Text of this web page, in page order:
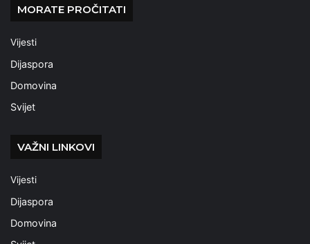
MORATE PROČITATI
Vijesti
Dijaspora
Domovina
Svijet
VAŽNI LINKOVI
Vijesti
Dijaspora
Domovina